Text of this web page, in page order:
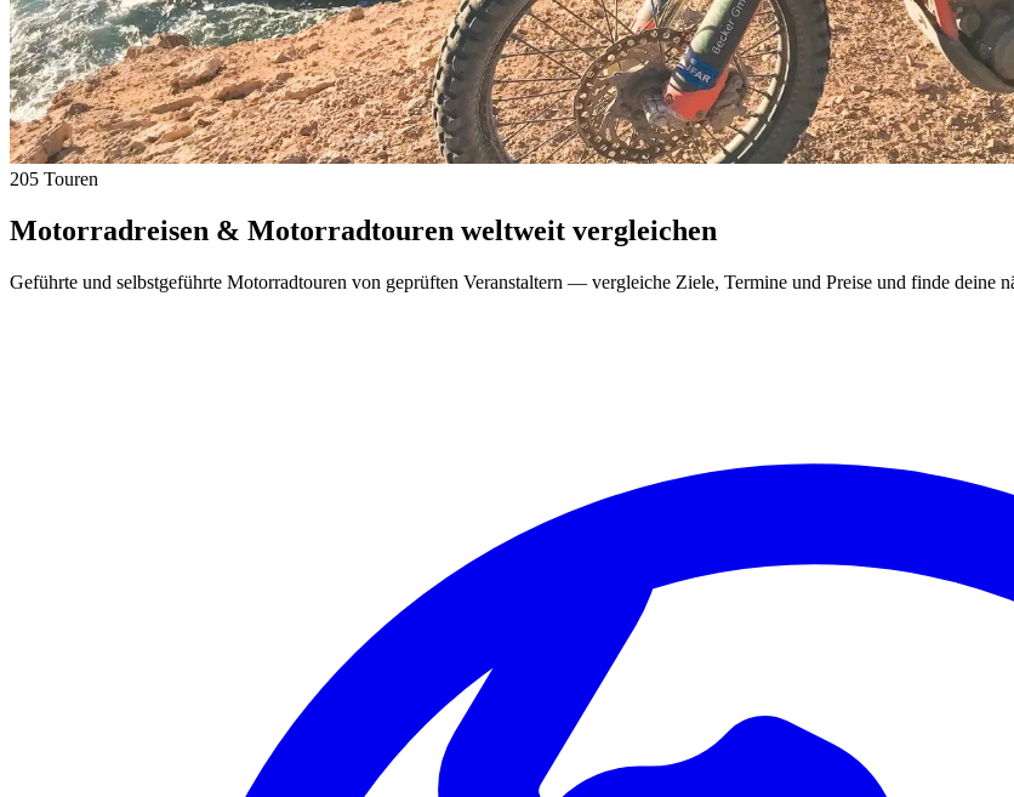
205 Touren
Motorradreisen & Motorradtouren weltweit vergleichen
Geführte und selbstgeführte Motorradtouren von geprüften Veranstaltern — vergleiche Ziele, Termine und Preise und finde deine